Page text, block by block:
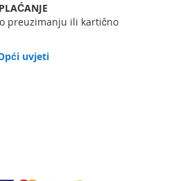
PLAĆANJE
preuzimanju ili kartično
uvjeti